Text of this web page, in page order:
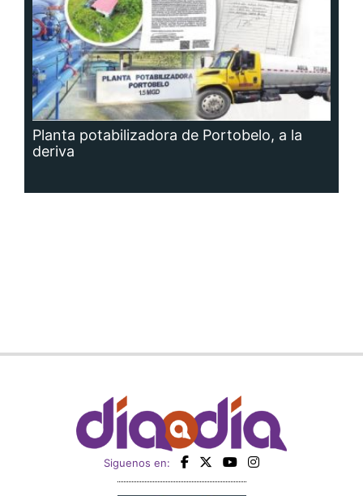
Planta potabilizadora de Portobelo, a la
deriva
Siguenos en: